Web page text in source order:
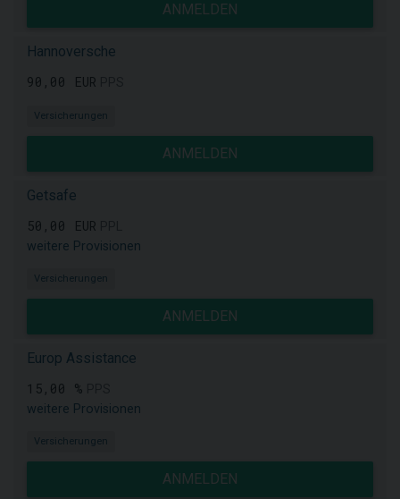
ANMELDEN
Hannoversche
90,00 EUR
Versicherungen
ANMELDEN
Getsafe
50,00 EUR
weitere Provisionen
Versicherungen
ANMELDEN
Europ Assistance
15,00 %
weitere Provisionen
Versicherungen
ANMELDEN